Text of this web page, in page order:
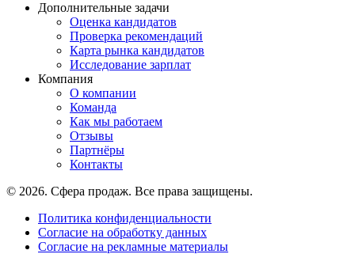
Дополнительные задачи
Оценка кандидатов
Проверка рекомендаций
Карта рынка кандидатов
Исследование зарплат
Компания
О компании
Команда
Как мы работаем
Отзывы
Партнёры
Контакты
© 2026. Сфера продаж. Все права защищены.
Политика конфиденциальности
Согласие на обработку данных
Согласие на рекламные материалы